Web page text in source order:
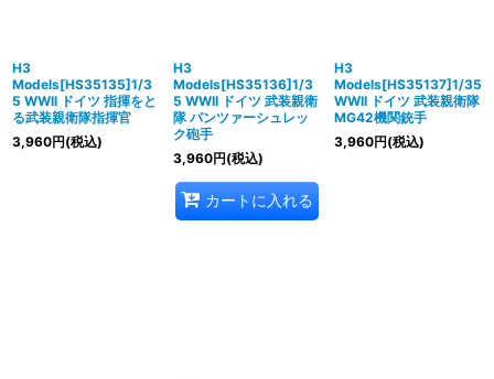
H3
Models[HS35135]1/3
5 WWII ドイツ 指揮をと
る武装親衛隊指揮官
3,960円(税込)
H3
Models[HS35136]1/3
5 WWII ドイツ 武装親衛
隊 パンツァーシュレッ
ク砲手
3,960円(税込)
カートに入れる
H3
Models[HS35137]1/35
WWII ドイツ 武装親衛隊
MG42機関銃手
3,960円(税込)